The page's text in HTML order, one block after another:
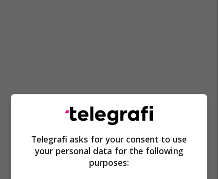
Telegrafi asks for your consent to use
your personal data for the following
purposes: